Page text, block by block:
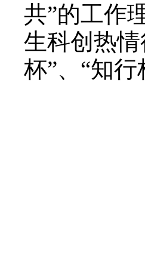
共”的工作
生科创热
杯”、“知